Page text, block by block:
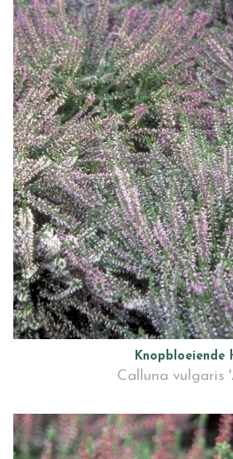
Knopbloeiende
Calluna vulgaris